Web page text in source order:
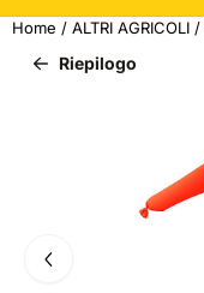
Home / ALTRI AGRICOLI /
Riepilogo